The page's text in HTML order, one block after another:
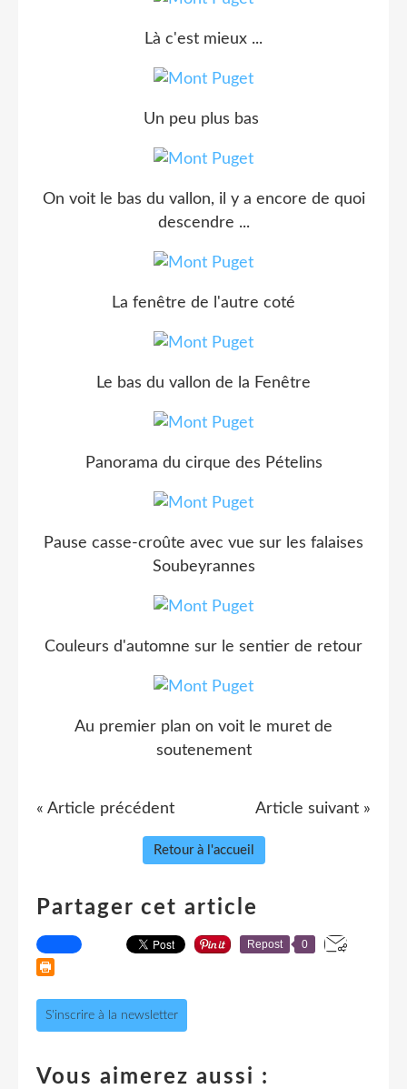
Là c'est mieux ...
Un peu plus bas
On voit le bas du vallon, il y a encore de quoi
descendre ...
La fenêtre de l'autre coté
Le bas du vallon de la Fenêtre
Panorama du cirque des Pételins
Pause casse-croûte avec vue sur les falaises
Soubeyrannes
Couleurs d'automne sur le sentier de retour
Au premier plan on voit le muret de
soutenement
« Article précédent Article suivant »
Retour à l'accueil
Partager cet article
Repost 0
S'inscrire à la newsletter
Vous aimerez aussi :